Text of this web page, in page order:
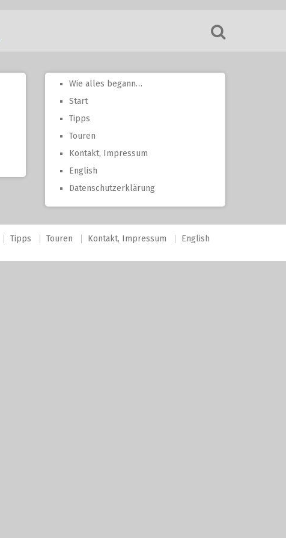
Wie alles begann…
Start
Tipps
Touren
Kontakt, Impressum
English
Datenschutzerklärung
Tipps Touren Kontakt, Impressum
English